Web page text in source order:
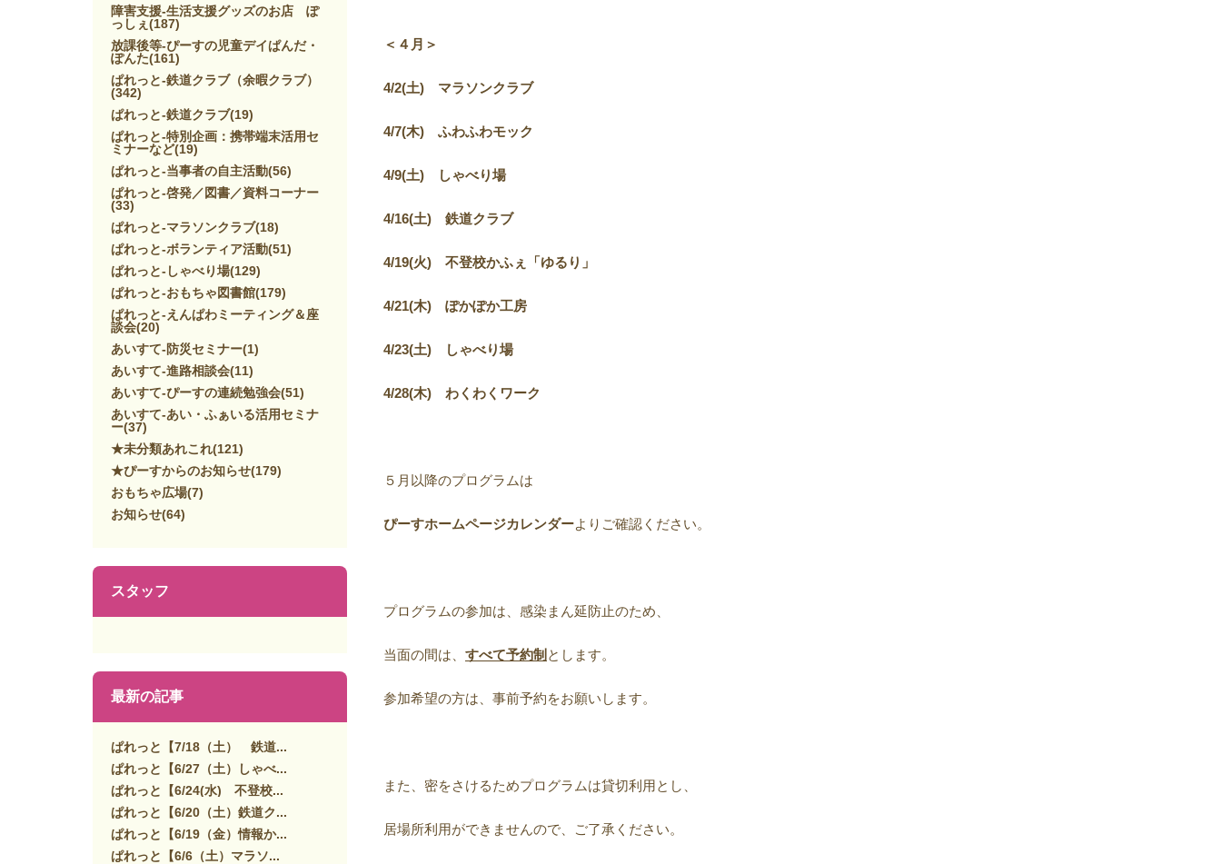
＜４月＞
4/2(土) マラソンクラブ
4/7(木) ふわふわモック
4/9(土) しゃべり場
4/16(土) 鉄道クラブ
4/19(火) 不登校かふぇ「ゆるり」
4/21(木) ぽかぽか工房
4/23(土) しゃべり場
4/28(木) わくわくワーク
５月以降のプログラムは
ぴーすホームページカレンダーよりご確認ください。
プログラムの参加は、感染まん延防止のため、
当面の間は、 すべて予約制 とします。
参加希望の方は、事前予約をお願いします。
また、密をさけるためプログラムは貸切利用とし、
居場所利用ができませんので、ご了承ください。
障害支援-生活支援グッズのお店 ぽ
っしぇ (187)
放課後等-ぴーすの児童デイぱんだ・
ぽんた(161)
ぱれっと-鉄道クラブ（余暇クラブ）
(342)
ぱれっと-鉄道クラブ(19)
ぱれっと-特別企画：携帯端末活用セ
ミナーなど(19)
ぱれっと-当事者の自主活動(56)
ぱれっと-啓発／図書／資料コーナー
(33)
ぱれっと-マラソンクラブ(18)
ぱれっと-ボランティア活動(51)
ぱれっと-しゃべり場(129)
ぱれっと-おもちゃ図書館(179)
ぱれっと-えんぱわミーティング＆座
談会(20)
あいすて-防災セミナー(1)
あいすて-進路相談会(11)
あいすて-ぴーすの連続勉強会(51)
あいすて-あい・ふぁいる活用セミナ
ー(37)
★未分類あれこれ(121)
★ぴーすからのお知らせ(179)
おもちゃ広場(7)
お知らせ(64)
スタッフ
最新の記事
ぱれっと【7/18（土） 鉄道...
ぱれっと【6/27（土）しゃべ...
ぱれっと【6/24(水) 不登校...
ぱれっと【6/20（土）鉄道ク...
ぱれっと【6/19（金）情報か...
ぱれっと【6/6（土）マラソ...